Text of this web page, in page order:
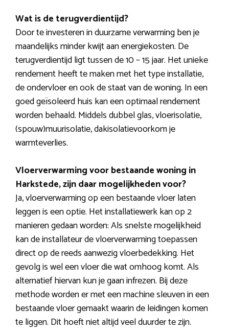
Wat is de terugverdientijd?
Door te investeren in duurzame verwarming ben je
maandelijks minder kwijt aan energiekosten. De
terugverdientijd ligt tussen de 10 – 15 jaar. Het unieke
rendement heeft te maken met het type installatie,
de ondervloer en ook de staat van de woning. In een
goed geïsoleerd huis kan een optimaal rendement
worden behaald. Middels dubbel glas, vloerisolatie,
(spouw)muurisolatie, dakisolatievoorkom je
warmteverlies.
Vloerverwarming voor bestaande woning in
Harkstede, zijn daar mogelijkheden voor?
Ja, vloerverwarming op een bestaande vloer laten
leggen is een optie. Het installatiewerk kan op 2
manieren gedaan worden: Als snelste mogelijkheid
kan de installateur de vloerverwarming toepassen
direct op de reeds aanwezig vloerbedekking. Het
gevolg is wel een vloer die wat omhoog komt. Als
alternatief hiervan kun je gaan infrezen. Bij deze
methode worden er met een machine sleuven in een
bestaande vloer gemaakt waarin de leidingen komen
te liggen. Dit hoeft niet altijd veel duurder te zijn.